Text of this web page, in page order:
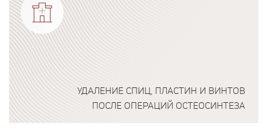
УДАЛЕНИЕ СПИЦ, ПЛАСТИН И ВИНТОВ
ПОСЛЕ ОПЕРАЦИЙ ОСТЕОСИНТЕЗА